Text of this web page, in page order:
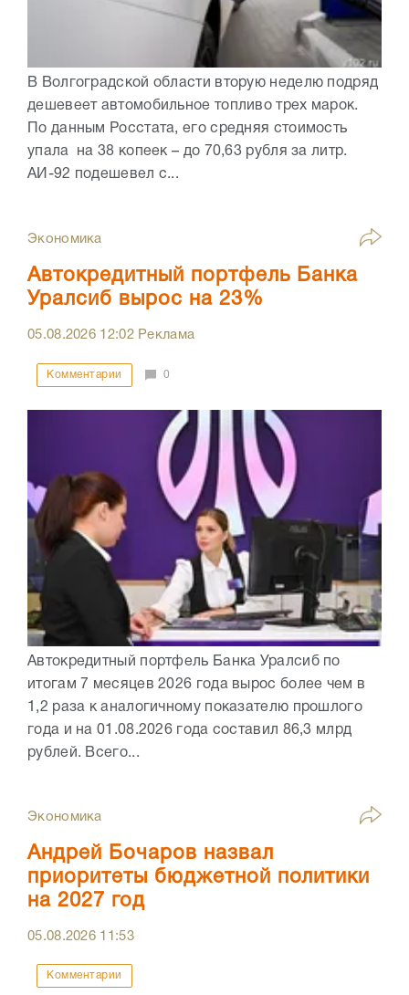
В Волгоградской области вторую неделю подряд
дешевеет автомобильное топливо трех марок.
По данным Росстата, его средняя стоимость
упала на 38 копеек – до 70,63 рубля за литр.
АИ-92 подешевел с...
Экономика
Автокредитный портфель Банка
Уралсиб вырос на 23%
05.08.2026 12:02Реклама
Комментарии 0
Автокредитный портфель Банка Уралсиб по
итогам 7 месяцев 2026 года вырос более чем в
1,2 раза к аналогичному показателю прошлого
года и на 01.08.2026 года составил 86,3 млрд
рублей. Всего...
Экономика
Андрей Бочаров назвал
приоритеты бюджетной политики
на 2027 год
05.08.2026 11:53
Комментарии